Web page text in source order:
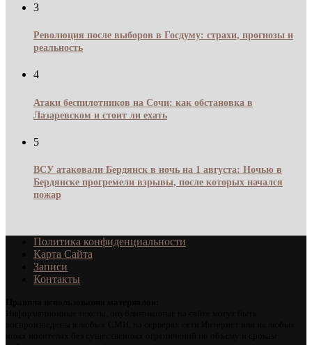
3
Революция после выборов в Госдуму: страхи, прогнозы и
реальность
4
Атаки беспилотников на Сочи: как обстановка в
Лазаревском и стоит ли ехать
5
ВСУ атаковали Бердянск в ночь на 1 августа: Ночью в
Бердянске прогремели взрывы, после которых начался
пожар
Политика конфиденциальности
Карта Сайта
Записи
Контакты